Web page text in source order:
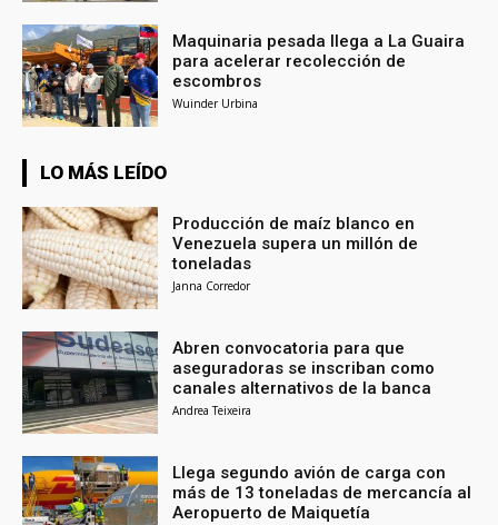
Maquinaria pesada llega a La Guaira
para acelerar recolección de
escombros
Wuinder Urbina
LO MÁS LEÍDO
Producción de maíz blanco en
Venezuela supera un millón de
toneladas
Janna Corredor
Abren convocatoria para que
aseguradoras se inscriban como
canales alternativos de la banca
Andrea Teixeira
Llega segundo avión de carga con
más de 13 toneladas de mercancía al
Aeropuerto de Maiquetía